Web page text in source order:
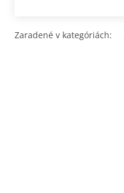
Zaradené v kategóriách: